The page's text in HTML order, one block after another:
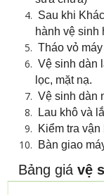
Sau khi
hành vệ sinh
Tháo vỏ
Vệ sinh dàn
lọc, mặt nạ.
Vệ sinh dàn
Lau khô và
Kiểm tra
Bàn giao
Bảng giá vệ